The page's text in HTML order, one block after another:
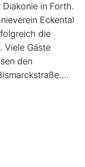
in Forth.
Eckental
die
Viele Gäste
den